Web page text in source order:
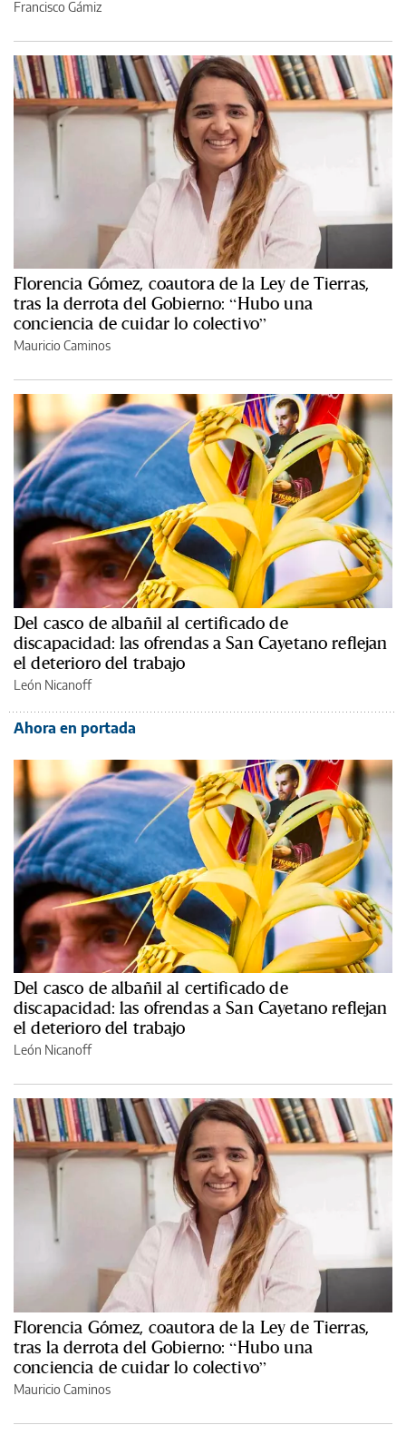
Francisco Gámiz
Florencia Gómez, coautora de la Ley de Tierras,
tras la derrota del Gobierno: “Hubo una
conciencia de cuidar lo colectivo”
Mauricio Caminos
Del casco de albañil al certificado de
discapacidad: las ofrendas a San Cayetano reflejan
el deterioro del trabajo
León Nicanoff
Ahora en portada
Del casco de albañil al certificado de
discapacidad: las ofrendas a San Cayetano reflejan
el deterioro del trabajo
León Nicanoff
Florencia Gómez, coautora de la Ley de Tierras,
tras la derrota del Gobierno: “Hubo una
conciencia de cuidar lo colectivo”
Mauricio Caminos